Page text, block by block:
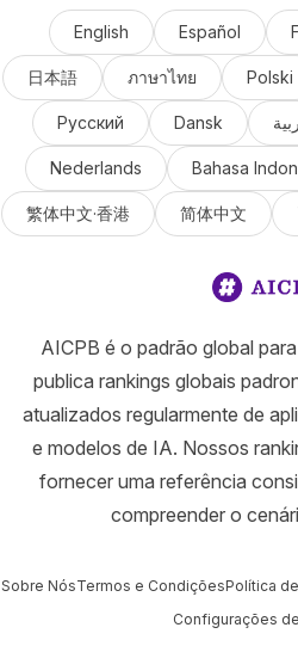
English Español
日本語 ภาษาไทย Polski
Русский Dansk
Nederlands Bahasa
繁体中文·香港 简体中文
AICPB é o padrão global
publica rankings globais
atualizados regularmente de
e modelos de IA. Nossos
fornecer uma referência
compreender o
Sobre NósTermos e CondiçõesPolítica
Configurações